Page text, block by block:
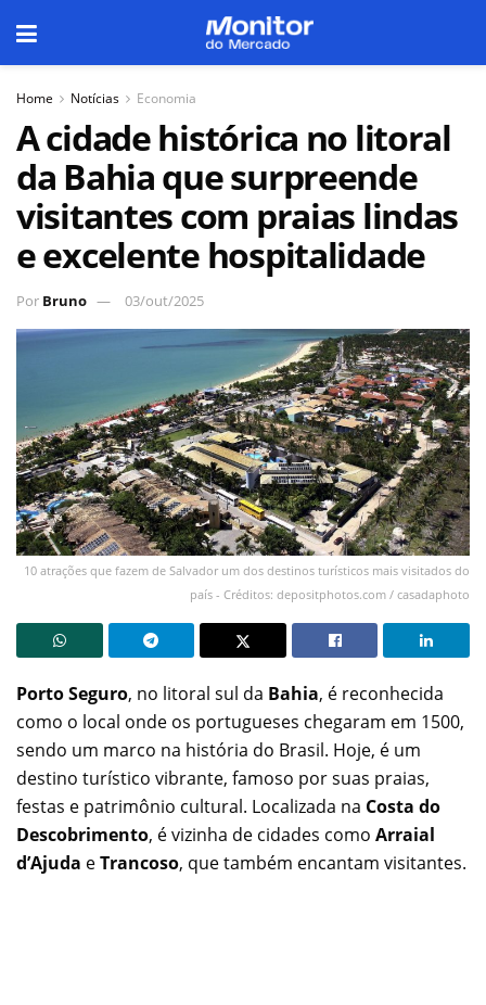
Home Notícias Economia
A cidade histórica no litoral
da Bahia que surpreende
visitantes com praias lindas
e excelente hospitalidade
Por Bruno 03/out/2025
10 atrações que fazem de Salvador um dos destinos turísticos mais visitados do
país - Créditos: depositphotos.com / casadaphoto
Porto Seguro, no litoral sul da Bahia, é reconhecida
como o local onde os portugueses chegaram em 1500,
sendo um marco na história do Brasil. Hoje, é um
destino turístico vibrante, famoso por suas praias,
festas e patrimônio cultural. Localizada na Costa do
Descobrimento, é vizinha de cidades como Arraial
d’Ajuda eTrancoso, que também encantam visitantes.